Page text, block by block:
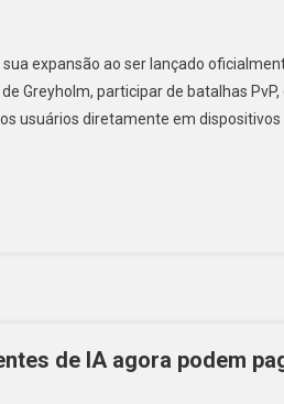
expansão ao ser lançado
Greyholm, participar de batalhas
usuários diretamente em dispositivos
de IA agora podem